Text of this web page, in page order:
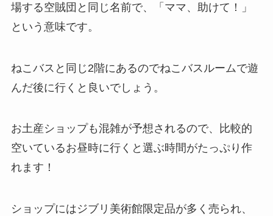
場する空賊団と同じ名前で、「ママ、助けて！」
という意味です。
ねこバスと同じ2階にあるのでねこバスルームで遊
んだ後に行くと良いでしょう。
お土産ショップも混雑が予想されるので、比較的
空いているお昼時に行くと選ぶ時間がたっぷり作
れます！
ショップにはジブリ美術館限定品が多く売られ、